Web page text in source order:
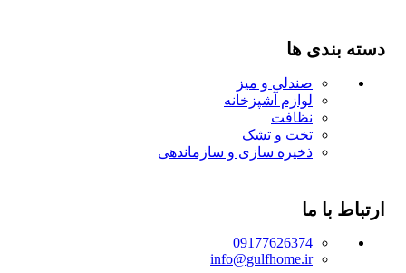
دسته بندی ها
صندلی و میز
لوازم آشپزخانه
نظافت
تخت و تشک
ذخیره سازی و سازماندهی
ارتباط با ما
09177626374
info@gulfhome.ir